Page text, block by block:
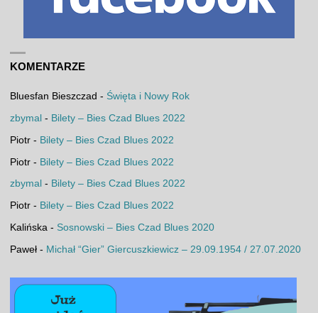
KOMENTARZE
Bluesfan Bieszczad - Święta i Nowy Rok
zbymal - Bilety – Bies Czad Blues 2022
Piotr- Bilety – Bies Czad Blues 2022
Piotr- Bilety – Bies Czad Blues 2022
zbymal - Bilety – Bies Czad Blues 2022
Piotr- Bilety – Bies Czad Blues 2022
Kalińska - Sosnowski – Bies Czad Blues 2020
Paweł- Michał “Gier” Giercuszkiewicz – 29.09.1954 / 27.07.2020